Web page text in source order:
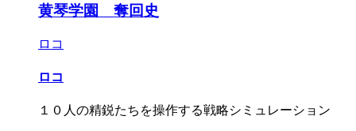
黄琴学園 奪回史
ロコ
ロコ
１０人の精鋭たちを操作する戦略シミュレーション